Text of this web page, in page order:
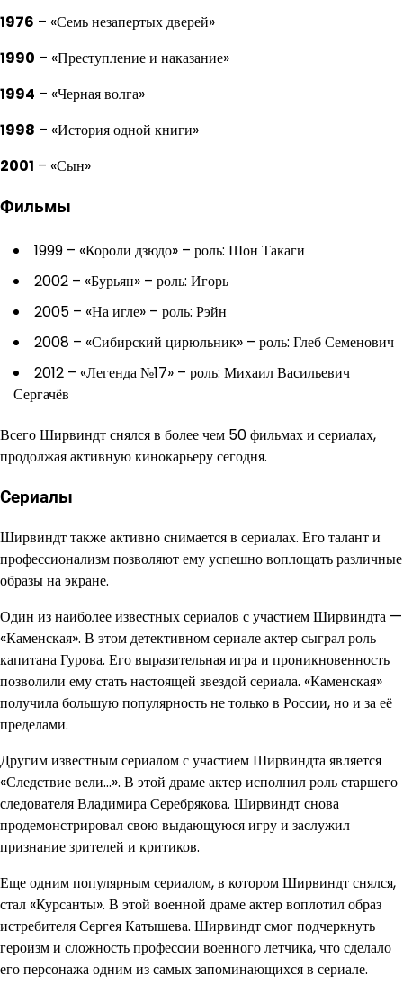
1976 – «Семь незапертых дверей»
1990 – «Преступление и наказание»
1994 – «Черная волга»
1998 – «История одной книги»
2001 – «Сын»
Фильмы
1999 – «Короли дзюдо» – роль: Шон Такаги
2002 – «Бурьян» – роль: Игорь
2005 – «На игле» – роль: Рэйн
2008 – «Сибирский цирюльник» – роль: Глеб Семенович
2012 – «Легенда №17» – роль: Михаил Васильевич
Сергачёв
Всего Ширвиндт снялся в более чем 50 фильмах и сериалах,
продолжая активную кинокарьеру сегодня.
Сериалы
Ширвиндт также активно снимается в сериалах. Его талант и
профессионализм позволяют ему успешно воплощать различные
образы на экране.
Один из наиболее известных сериалов с участием Ширвиндта —
«Каменская». В этом детективном сериале актер сыграл роль
капитана Гурова. Его выразительная игра и проникновенность
позволили ему стать настоящей звездой сериала. «Каменская»
получила большую популярность не только в России, но и за её
пределами.
Другим известным сериалом с участием Ширвиндта является
«Следствие вели…». В этой драме актер исполнил роль старшего
следователя Владимира Серебрякова. Ширвиндт снова
продемонстрировал свою выдающуюся игру и заслужил
признание зрителей и критиков.
Еще одним популярным сериалом, в котором Ширвиндт снялся,
стал «Курсанты». В этой военной драме актер воплотил образ
истребителя Сергея Катышева. Ширвиндт смог подчеркнуть
героизм и сложность профессии военного летчика, что сделало
его персонажа одним из самых запоминающихся в сериале.